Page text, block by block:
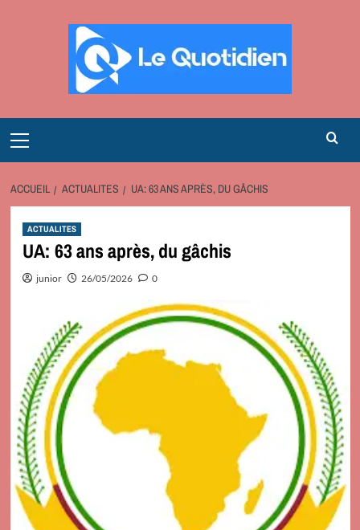
Menu
ACCUEIL ACTUALITES UA: 63 ANS APRÈS, DU GÂCHIS
ACTUALITES
UA: 63 ans après, du gâchis
junior 26/05/2026 0